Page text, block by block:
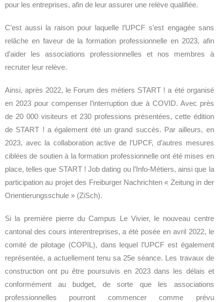
pour les entreprises, afin de leur assurer une relève qualifiée.
C’est aussi la raison pour laquelle l’UPCF s’est engagée sans
relâche en faveur de la formation professionnelle en 2023, afin
d’aider les associations professionnelles et nos membres à
recruter leur relève.
Ainsi, après 2022, le Forum des métiers START ! a été organisé
en 2023 pour compenser l’interruption due à COVID. Avec près
de 20 000 visiteurs et 230 professions présentées, cette édition
de START ! a également été un grand succès. Par ailleurs, en
2023, avec la collaboration active de l’UPCF, d’autres mesures
ciblées de soutien à la formation professionnelle ont été mises en
place, telles que START ! Job dating ou l’Info-Métiers, ainsi que la
participation au projet des Freiburger Nachrichten « Zeitung in der
Orientierungsschule » (ZiSch).
Si la première pierre du Campus Le Vivier, le nouveau centre
cantonal des cours interentreprises, a été posée en avril 2022, le
comité de pilotage (COPIL), dans lequel l’UPCF est également
représentée, a actuellement tenu sa 25e séance. Les travaux de
construction ont pu être poursuivis en 2023 dans les délais et
conformément au budget, de sorte que les associations
professionnelles pourront commencer comme prévu